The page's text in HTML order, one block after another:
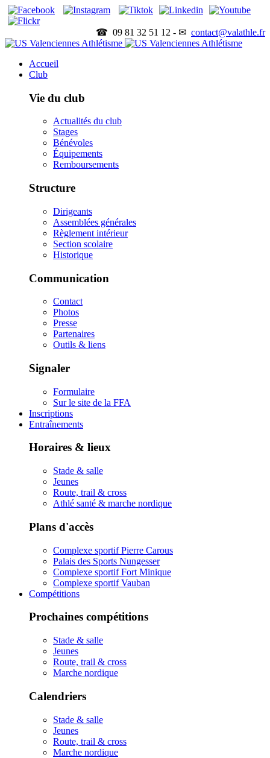
☎ 09 81 32 51 12 - ✉ contact@valathle.fr
Accueil
Club
Vie du club
Actualités du club
Stages
Bénévoles
Équipements
Remboursements
Structure
Dirigeants
Assemblées générales
Règlement intérieur
Section scolaire
Historique
Communication
Contact
Photos
Presse
Partenaires
Outils & liens
Signaler
Formulaire
Sur le site de la FFA
Inscriptions
Entraînements
Horaires & lieux
Stade & salle
Jeunes
Route, trail & cross
Athlé santé & marche nordique
Plans d'accès
Complexe sportif Pierre Carous
Palais des Sports Nungesser
Complexe sportif Fort Minique
Complexe sportif Vauban
Compétitions
Prochaines compétitions
Stade & salle
Jeunes
Route, trail & cross
Marche nordique
Calendriers
Stade & salle
Jeunes
Route, trail & cross
Marche nordique